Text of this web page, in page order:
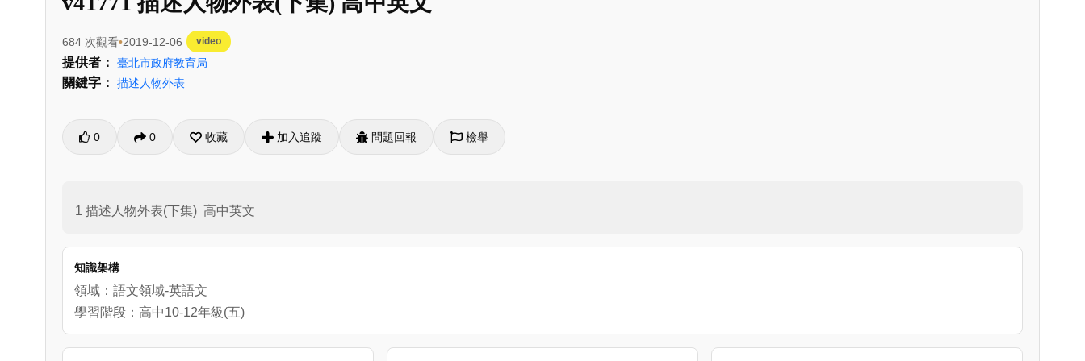
684 次觀看 2019-12-06 video
提供者： 臺北市政府教育局
關鍵字： 描述人物外表
0 0 收藏 加入追蹤 問題回報 檢舉
1 描述人物外表(下集)  高中英文
知識架構
領域：語文領域-英語文
學習階段：高中10-12年級(五)